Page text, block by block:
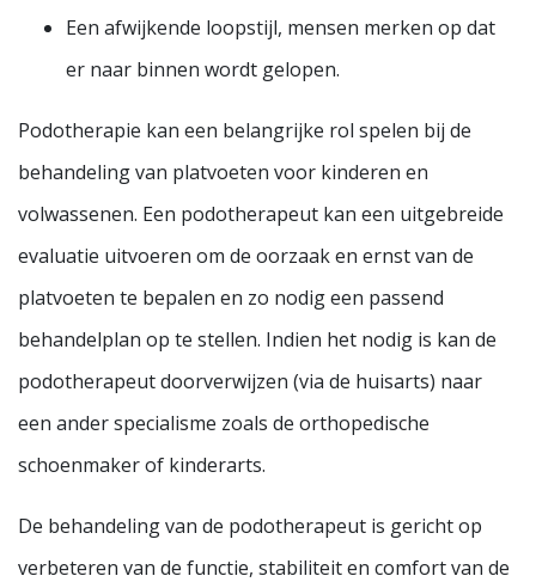
Een afwijkende loopstijl, mensen merken op dat
er naar binnen wordt gelopen.
Podotherapie kan een belangrijke rol spelen bij de
behandeling van platvoeten voor kinderen en
volwassenen. Een podotherapeut kan een uitgebreide
evaluatie uitvoeren om de oorzaak en ernst van de
platvoeten te bepalen en zo nodig een passend
behandelplan op te stellen. Indien het nodig is kan de
podotherapeut doorverwijzen (via de huisarts) naar
een ander specialisme zoals de orthopedische
schoenmaker of kinderarts.
De behandeling van de podotherapeut is gericht op
verbeteren van de functie, stabiliteit en comfort van de